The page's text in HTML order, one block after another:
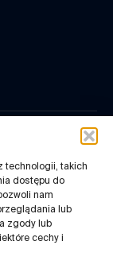
technologii, takich
dostępu do
nam
lub
zgody lub
cechy i